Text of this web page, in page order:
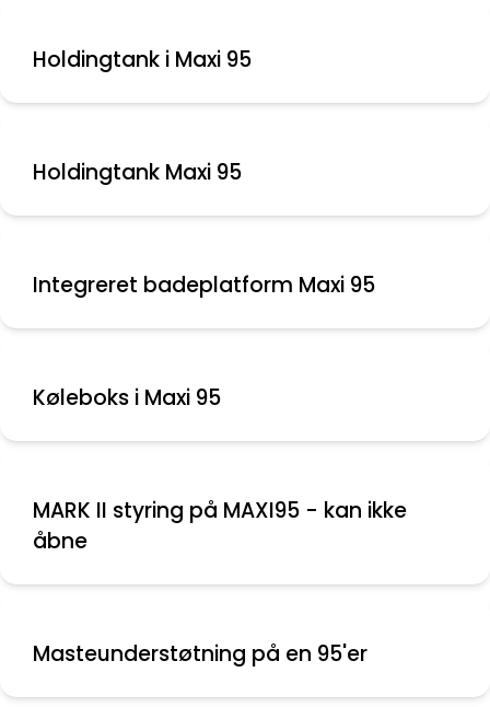
Holdingtank i Maxi 95
Holdingtank Maxi 95
Integreret badeplatform Maxi 95
Køleboks i Maxi 95
MARK II styring på MAXI95 - kan ikke
åbne
Masteunderstøtning på en 95'er